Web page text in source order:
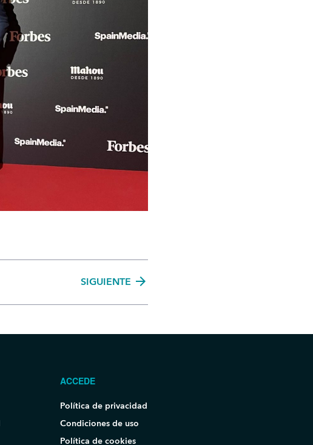
SIGUIENTE arrow_forward
ACCEDE
Política de privacidad
Condiciones de uso
Política de cookies